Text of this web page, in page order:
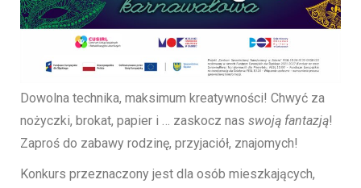
Dowolna technika, maksimum kreatywności! Chwyć za
nożyczki, brokat, papier i … zaskocz nas swoją fantazją!
Zaproś do zabawy rodzinę, przyjaciół, znajomych!
Konkurs przeznaczony jest dla osób mieszkających,